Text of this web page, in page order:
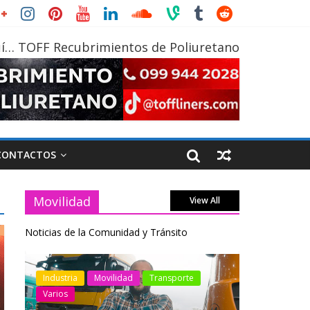
TOFF Recubrimientos de Poliuretano
Movilidad View All
Noticias de la Comunidad y Tránsito
Industria Movilidad
Transporte
Varios